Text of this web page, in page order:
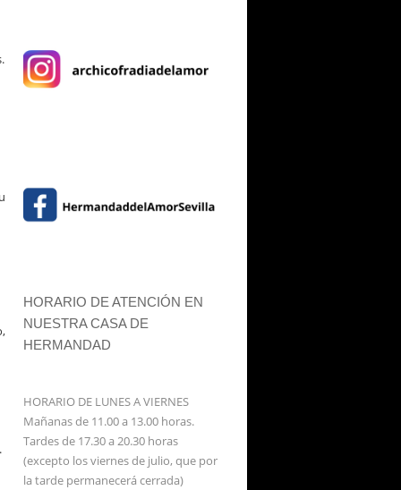
HORARIO DE ATENCIÓN EN
NUESTRA CASA DE
HERMANDAD
HORARIO DE LUNES A VIERNES
Mañanas de 11.00 a 13.00 horas.
Tardes de 17.30 a 20.30 horas
(excepto los viernes de julio, que por
la tarde permanecerá cerrada)